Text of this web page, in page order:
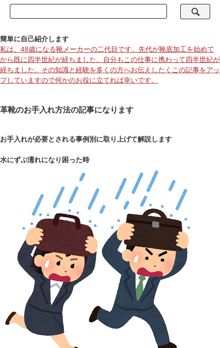
簡単に自己紹介します
私は、48歳になる靴メーカーの二代目です。先代が靴底加工を始めて
から既に四半世紀が経ちました。自分もこの仕事に携わって四半世紀が
経ちました。その知識と経験を多くの方へお伝えしたくこの記事をアッ
プしていますので何かのお役に立てれば幸いです。
革靴のお手入れ方法の記事になります
お手入れが必要とされる事例別に取り上げて解説します
水にずぶ濡れになり困った時